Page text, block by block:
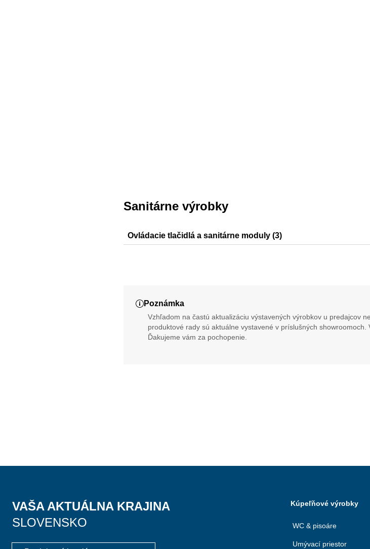
Sanitárne výrobky
Ovládacie tlačidlá a sanitárne moduly (3)
Poznámka
Vzhľadom na častú aktualizáciu výstavených výrobkov u predajcov
produktové rady sú aktuálne vystavené v príslušných
Ďakujeme vám za pochopenie.
VAŠA AKTUÁLNA KRAJINA
SLOVENSKO
Kúpeľňové výrobky
WC & pisoáre
Umývací priestor